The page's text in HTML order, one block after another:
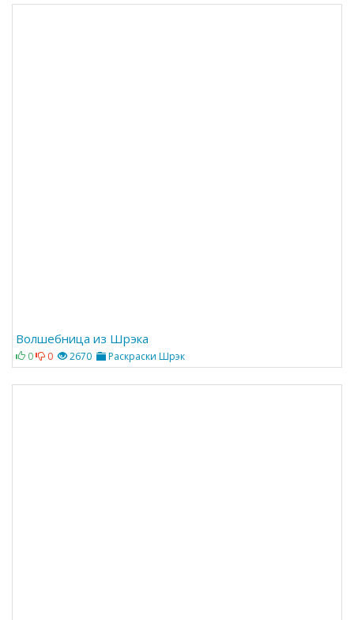
Волшебница из Шрэка
0 0 2670 Раскраски Шрэк